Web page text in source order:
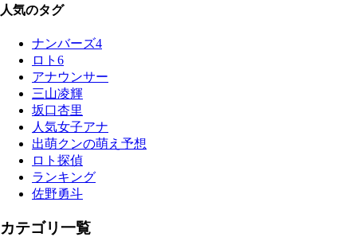
人気のタグ
ナンバーズ4
ロト6
アナウンサー
三山凌輝
坂口杏里
人気女子アナ
出萌クンの萌え予想
ロト探偵
ランキング
佐野勇斗
カテゴリ一覧